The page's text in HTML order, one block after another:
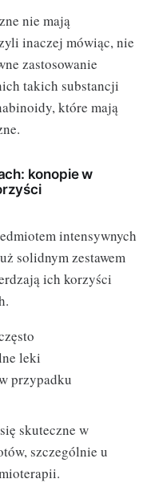
nie mają
inaczej mówiąc, nie
zastosowanie
takich substancji
które mają
konopie w
intensywnych
solidnym zestawem
ich korzyści
leki
przypadku
skuteczne w
szczególnie u